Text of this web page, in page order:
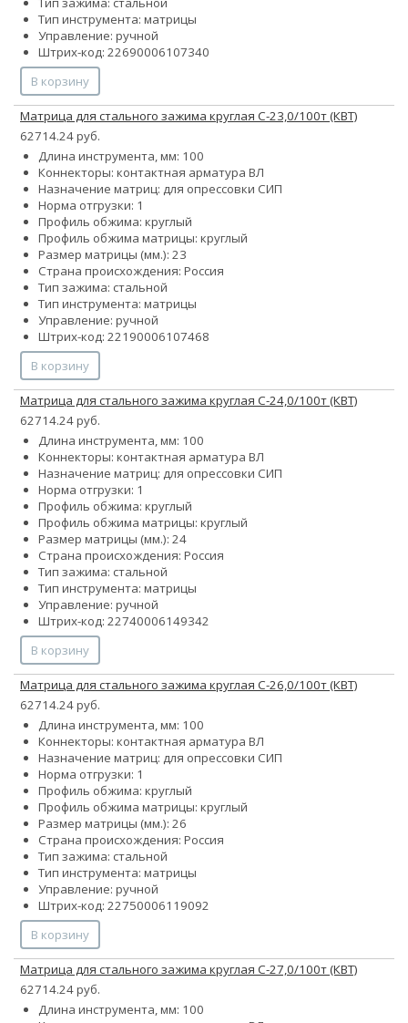
Тип инструмента: матрицы
Управление: ручной
Штрих-код: 22690006107340
В корзину
Матрица для стального зажима круглая С-23,0/100т (КВТ)
62714.24 руб.
Длина инструмента, мм: 100
Коннекторы: контактная арматура ВЛ
Назначение матриц: для опрессовки СИП
Норма отгрузки: 1
Профиль обжима: круглый
Профиль обжима матрицы: круглый
Размер матрицы (мм.): 23
Страна происхождения: Россия
Тип зажима: стальной
Тип инструмента: матрицы
Управление: ручной
Штрих-код: 22190006107468
В корзину
Матрица для стального зажима круглая С-24,0/100т (КВТ)
62714.24 руб.
Длина инструмента, мм: 100
Коннекторы: контактная арматура ВЛ
Назначение матриц: для опрессовки СИП
Норма отгрузки: 1
Профиль обжима: круглый
Профиль обжима матрицы: круглый
Размер матрицы (мм.): 24
Страна происхождения: Россия
Тип зажима: стальной
Тип инструмента: матрицы
Управление: ручной
Штрих-код: 22740006149342
В корзину
Матрица для стального зажима круглая С-26,0/100т (КВТ)
62714.24 руб.
Длина инструмента, мм: 100
Коннекторы: контактная арматура ВЛ
Назначение матриц: для опрессовки СИП
Норма отгрузки: 1
Профиль обжима: круглый
Профиль обжима матрицы: круглый
Размер матрицы (мм.): 26
Страна происхождения: Россия
Тип зажима: стальной
Тип инструмента: матрицы
Управление: ручной
Штрих-код: 22750006119092
В корзину
Матрица для стального зажима круглая С-27,0/100т (КВТ)
62714.24 руб.
Длина инструмента, мм: 100